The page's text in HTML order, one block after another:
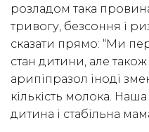
розладом така
тривогу, безсоння і
сказати прямо: “Ми
стан дитини, але
арипіпразол іноді
кількість молока.
дитина і стабільна